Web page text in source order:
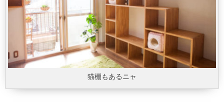
猫棚もあるニャ